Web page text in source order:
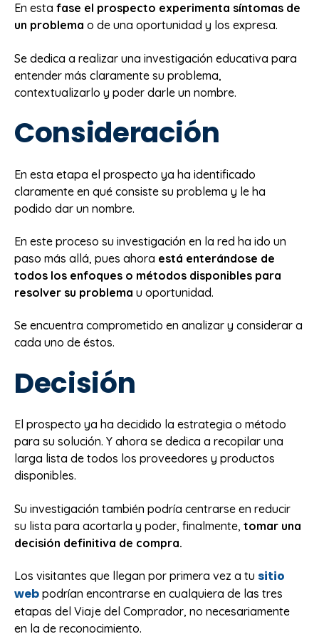
En esta fase el prospecto experimenta síntomas de
un problema o de una oportunidad y los expresa.
Se dedica a realizar una investigación educativa para
entender más claramente su problema,
contextualizarlo y poder darle un nombre.
Consideración
En esta etapa el prospecto ya ha identificado
claramente en qué consiste su problema y le ha
podido dar un nombre.
En este proceso su investigación en la red ha ido un
paso más allá, pues ahora está enterándose de
todos los enfoques o métodos disponibles para
resolver su problema u oportunidad.
Se encuentra comprometido en analizar y considerar a
cada uno de éstos.
Decisión
El prospecto ya ha decidido la estrategia o método
para su solución. Y ahora se dedica a recopilar una
larga lista de todos los proveedores y productos
disponibles.
Su investigación también podría centrarse en reducir
su lista para acortarla y poder, finalmente, tomar una
decisión definitiva de compra.
Los visitantes que llegan por primera vez a tu sitio
web podrían encontrarse en cualquiera de las tres
etapas del Viaje del Comprador, no necesariamente
en la de reconocimiento.